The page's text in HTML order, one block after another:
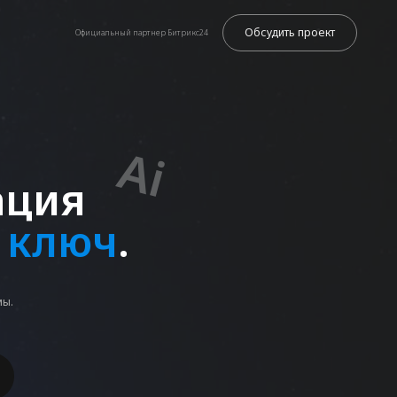
.
Обсудить проект
партнер Битрикс24